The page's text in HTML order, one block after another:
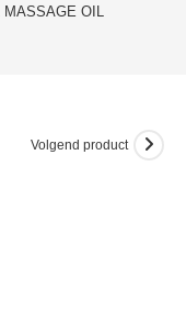
MASSAGE OIL
Volgend product